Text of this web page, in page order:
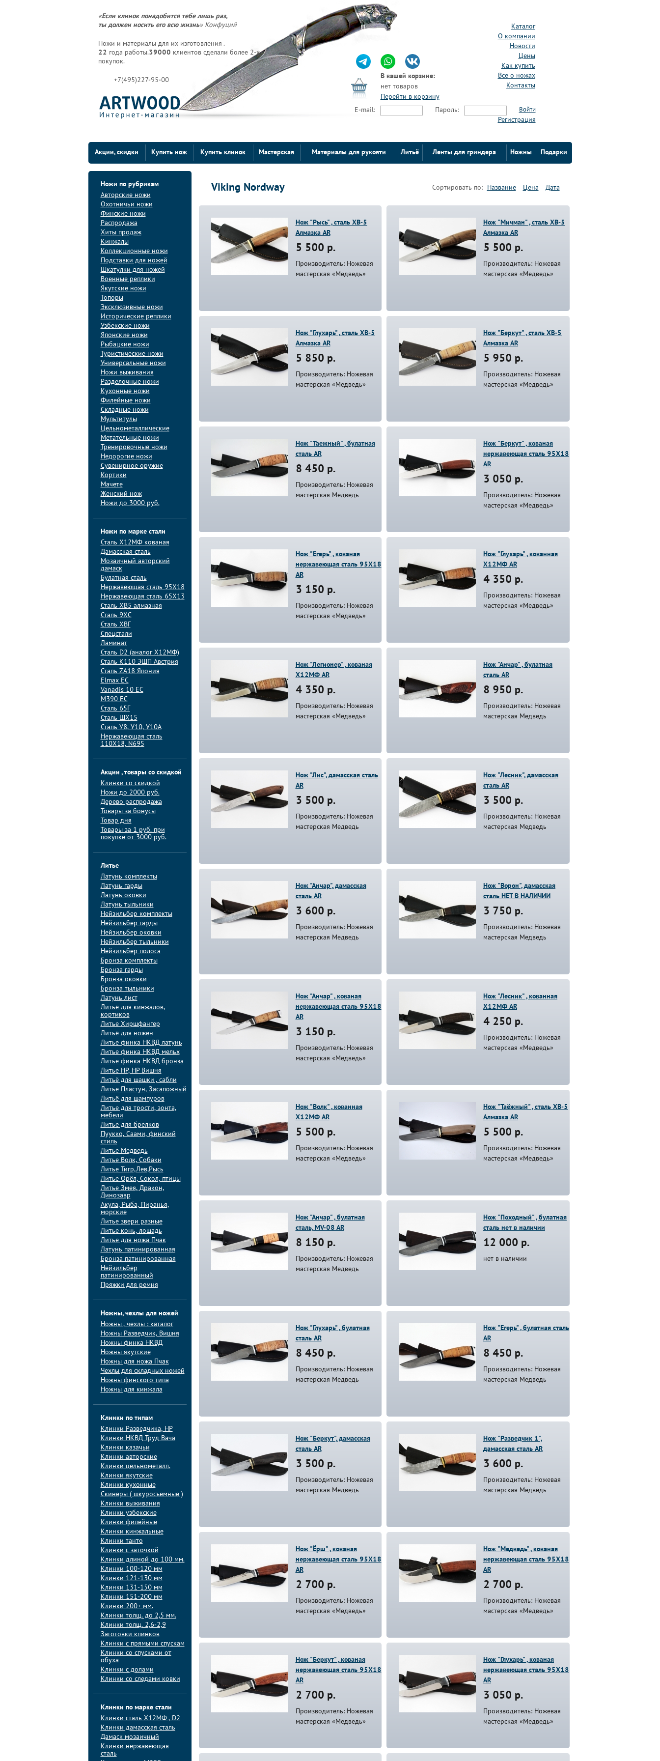
«Если клинок понадобится тебе лишь раз,
ты должен носить его всю жизнь» Конфуций
Ножи и материалы для их изготовления .
22 года работы.39000 клиентов сделали более 2-х
покупок.
+7(495)227-95-00
Каталог
О компании
Новости
Цены
Как купить
Все о ножах
Контакты
В вашей корзине:
нет товаров
Перейти в корзину
E-mail: Пароль: Войти
Регистрация
Акции, скидки Купить нож Купить клинок Мастерская Материалы для рукояти Литьё Ленты для гриндера Ножны Подарки
Ножи по рубрикам
Авторские ножи
Охотничьи ножи
Финские ножи
Распродажа
Хиты продаж
Кинжалы
Коллекционные ножи
Подставки для ножей
Шкатулки для ножей
Военные реплики
Якутские ножи
Топоры
Эксклюзивные ножи
Исторические реплики
Узбекские ножи
Японские ножи
Рыбацкие ножи
Туристические ножи
Универсальные ножи
Ножи выживания
Разделочные ножи
Кухонные ножи
Филейные ножи
Складные ножи
Мультитулы
Цельнометаллические
Метательные ножи
Тренировочные ножи
Недорогие ножи
Сувенирное оружие
Кортики
Мачете
Женский нож
Ножи до 3000 руб.
Ножи по марке стали
Сталь Х12МФ кованая
Дамасская сталь
Мозаичный авторский
дамаск
Булатная сталь
Нержавеющая сталь 95Х18
Нержавеющая сталь 65Х13
Сталь ХВ5 алмазная
Сталь 9ХС
Сталь ХВГ
Спецстали
Ламинат
Сталь D2 (аналог Х12МФ)
Сталь K110 ЭШП Австрия
Сталь ZA18 Япония
Elmax ЕС
Vanadis 10 ЕС
M390 ЕС
Сталь 65Г
Сталь ШХ15
Сталь У8, У10, У10А
Нержавеющая сталь
110Х18, N695
Акции , товары со скидкой
Клинки со скидкой
Ножи до 2000 руб.
Дерево распродажа
Товары за бонусы
Товар дня
Товары за 1 руб. при
покупке от 3000 руб.
Литье
Латунь комплекты
Латунь гарды
Латунь оковки
Латунь тыльники
Нейзильбер комплекты
Нейзильбер гарды
Нейзильбер оковки
Нейзильбер тыльники
Нейзильбер полоса
Бронза комплекты
Бронза гарды
Бронза оковки
Бронза тыльники
Латунь лист
Литьё для кинжалов,
кортиков
Литье Хиршфангер
Литьё для ножен
Литье финка НКВД латунь
Литье финка НКВД мельх
Литье финка НКВД бронза
Литье НР, НР Вишня
Литьё для шашки , сабли
Литье Пластун, Засапожный
Литьё для шампуров
Литье для трости, зонта,
мебели
Литье для брелков
Пуукко, Саами, финский
стиль
Литье Медведь
Литье Волк, Собаки
Литье Тигр,Лев,Рысь
Литье Орёл, Сокол, птицы
Литье Змея, Дракон,
Динозавр
Акула, Рыба, Пиранья,
морские
Литье звери разные
Литье конь, лошадь
Литье для ножа Пчак
Латунь патинированная
Бронза патинированная
Нейзильбер
патинированный
Пряжки для ремня
Ножны, чехлы для ножей
Ножны , чехлы : каталог
Ножны Разведчик, Вишня
Ножны финка НКВД
Ножны якутские
Ножны для ножа Пчак
Чехлы для складных ножей
Ножны финского типа
Ножны для кинжала
Клинки по типам
Клинки Pазведчика, НP
Клинки НКВД Труд Вача
Клинки казачьи
Клинки авторские
Клинки цельнометалл.
Клинки якутские
Клинки кухонные
Скинеры ( шкуросъемные )
Клинки выживания
Клинки узбекские
Клинки филейные
Клинки кинжальные
Клинки танто
Клинки с заточкой
Клинки длиной до 100 мм.
Клинки 100-120 мм
Клинки 121-130 мм
Клинки 131-150 мм
Клинки 151-200 мм
Клинки 200+ мм.
Клинки толщ. до 2,5 мм.
Клинки толщ. 2,6-2,9
Заготовки клинков
Клинки с прямыми спускам
Клинки со спусками от
обуха
Клинки с долами
Клинки со следами ковки
Клинки по марке стали
Клинки сталь Х12МФ , D2
Клинки дамасская сталь
Дамаск мозаичный
Клинки нержавеющая
сталь
Сортировать по: Название Цена Дата
Viking Nordway
Нож "Рысь" , сталь ХВ-5
Алмазка AR
5 500 р.
Производитель: Ножевая
мастерская «Медведь»
Нож "Мичман" , сталь ХВ-5
Алмазка AR
5 500 р.
Производитель: Ножевая
мастерская «Медведь»
Нож "Глухарь" , сталь ХВ-5
Алмазка AR
5 850 р.
Производитель: Ножевая
мастерская «Медведь»
Нож "Беркут" , сталь ХВ-5
Алмазка AR
5 950 р.
Производитель: Ножевая
мастерская «Медведь»
Нож "Таежный" , булатная
сталь AR
8 450 р.
Производитель: Ножевая
мастерская Медведь
Нож "Беркут" , кованая
нержавеющая сталь 95Х18
AR
3 050 р.
Производитель: Ножевая
мастерская «Медведь»
Нож "Егерь" , кованая
нержавеющая сталь 95Х18
AR
3 150 р.
Производитель: Ножевая
мастерская «Медведь»
Нож "Глухарь" , кованная
Х12МФ AR
4 350 р.
Производитель: Ножевая
мастерская «Медведь»
Нож "Легионер" , кованая
Х12МФ AR
4 350 р.
Производитель: Ножевая
мастерская «Медведь»
Нож "Анчар" , булатная
сталь AR
8 950 р.
Производитель: Ножевая
мастерская Медведь
Нож "Лис", дамасская сталь
AR
3 500 р.
Производитель: Ножевая
мастерская Медведь
Нож "Лесник", дамасская
сталь AR
3 500 р.
Производитель: Ножевая
мастерская Медведь
Нож "Анчар", дамасская
сталь AR
3 600 р.
Производитель: Ножевая
мастерская Медведь
Нож "Ворон", дамасская
сталь НЕТ В НАЛИЧИИ
3 750 р.
Производитель: Ножевая
мастерская Медведь
Нож "Анчар" , кованая
нержавеющая сталь 95Х18
AR
3 150 р.
Производитель: Ножевая
мастерская «Медведь»
Нож "Лесник" , кованная
Х12МФ AR
4 250 р.
Производитель: Ножевая
мастерская «Медведь»
Нож "Волк" , кованная
Х12МФ AR
5 500 р.
Производитель: Ножевая
мастерская «Медведь»
Нож "Таёжный" , сталь ХВ-5
Алмазка AR
5 500 р.
Производитель: Ножевая
мастерская «Медведь»
Нож "Анчар" , булатная
сталь, MV-08 AR
8 150 р.
Производитель: Ножевая
мастерская Медведь
Нож "Походный" , булатная
сталь нет в наличии
12 000 р.
нет в наличии
Нож "Глухарь" , булатная
сталь AR
8 450 р.
Производитель: Ножевая
мастерская Медведь
Нож "Егерь" , булатная сталь
AR
8 450 р.
Производитель: Ножевая
мастерская Медведь
Нож "Беркут", дамасская
сталь AR
3 500 р.
Производитель: Ножевая
мастерская Медведь
Нож "Разведчик 1",
дамасская сталь AR
3 600 р.
Производитель: Ножевая
мастерская Медведь
Нож "Ёрш" , кованая
нержавеющая сталь 95Х18
AR
2 700 р.
Производитель: Ножевая
мастерская «Медведь»
Нож "Медведь" , кованая
нержавеющая сталь 95Х18
AR
2 700 р.
Производитель: Ножевая
мастерская «Медведь»
Нож "Беркут" , кованая
нержавеющая сталь 95Х18
AR
2 700 р.
Производитель: Ножевая
мастерская «Медведь»
Нож "Глухарь" , кованая
нержавеющая сталь 95Х18
AR
3 050 р.
Производитель: Ножевая
мастерская «Медведь»